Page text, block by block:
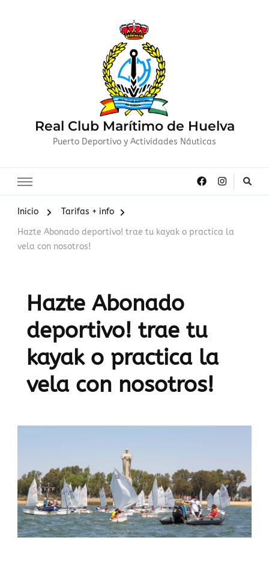
Real Club Marítimo de Huelva
Puerto Deportivo y Actividades Náuticas
Inicio
Tarifas + info
Hazte Abonado deportivo! trae tu kayak o practica la
vela con nosotros!
Hazte Abonado
deportivo! trae tu
kayak o practica la
vela con nosotros!